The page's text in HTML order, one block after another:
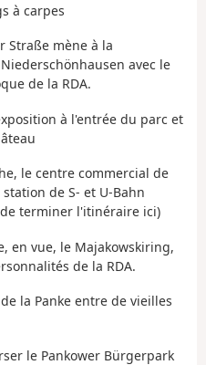
à carpes
Straße mène à la
avec le
de la RDA.
à l'entrée du parc et
le centre commercial de
de S- et U-Bahn
terminer l'itinéraire ici)
en vue, le Majakowskiring,
de la RDA.
la Panke entre de vieilles
le Pankower Bürgerpark